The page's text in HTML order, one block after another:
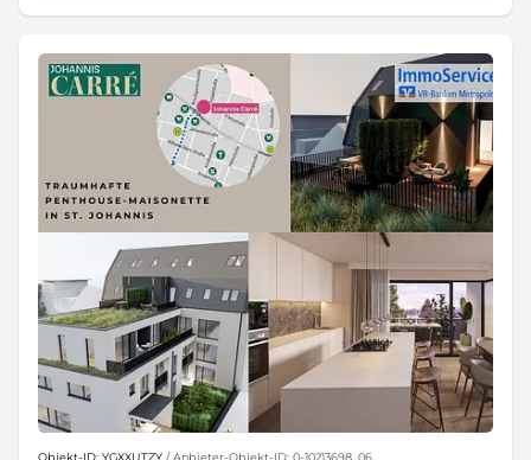
Objekt-ID: YGXXUTZY / Anbieter-Objekt-ID: 0-10213698_06